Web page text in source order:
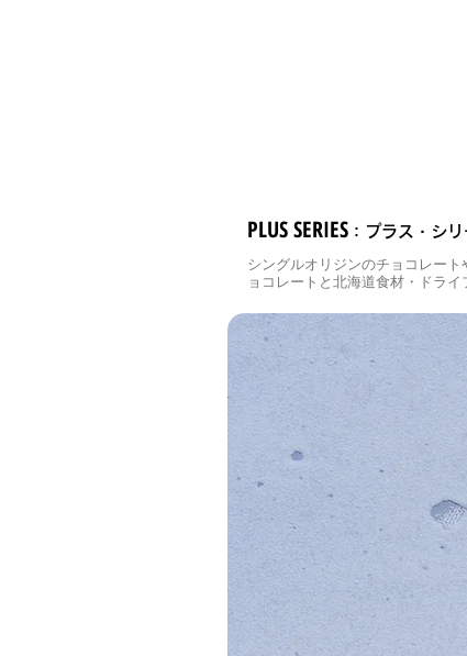
PLUS SERIES ：プラス・シ
シングルオリジンのチョコレー
ョコレートと北海道食材・ドラ